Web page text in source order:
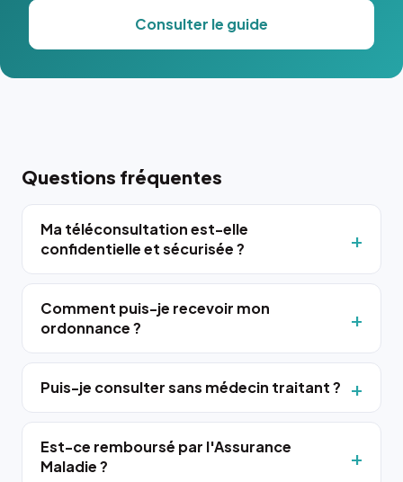
Consulter le guide
Questions fréquentes
Ma téléconsultation est-elle
confidentielle et sécurisée ?
Comment puis-je recevoir mon
ordonnance ?
Puis-je consulter sans médecin traitant ?
Est-ce remboursé par l'Assurance
Maladie ?